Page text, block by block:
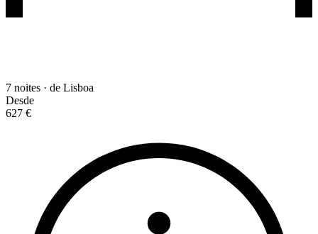
7 noites · de Lisboa
Desde
627 €